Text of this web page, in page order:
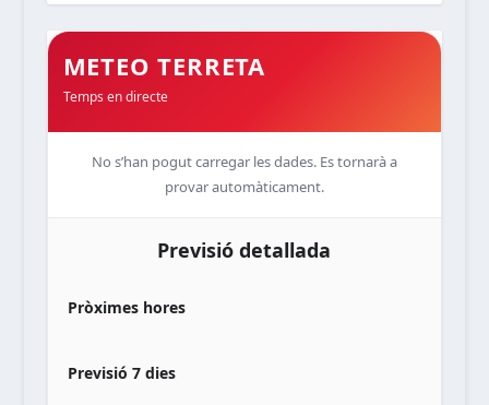
METEO TERRETA
Temps en directe
No s’han pogut carregar les dades. Es tornarà a
provar automàticament.
Previsió detallada
Pròximes hores
Previsió 7 dies